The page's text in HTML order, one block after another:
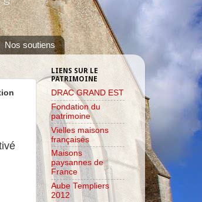
Nos soutiens
LIENS SUR LE
PATRIMOINE
DRAC GRAND EST
Fondation du
patrimoine
Vielles maisons
françaises
Maisons
paysannes de
France
Aube Templiers
2012